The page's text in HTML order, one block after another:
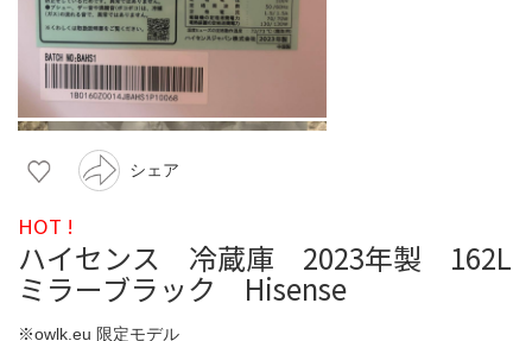
シェア
HOT !
ハイセンス 冷蔵庫 2023年製 162L
ミラーブラック Hisense
※owlk.eu 限定モデル